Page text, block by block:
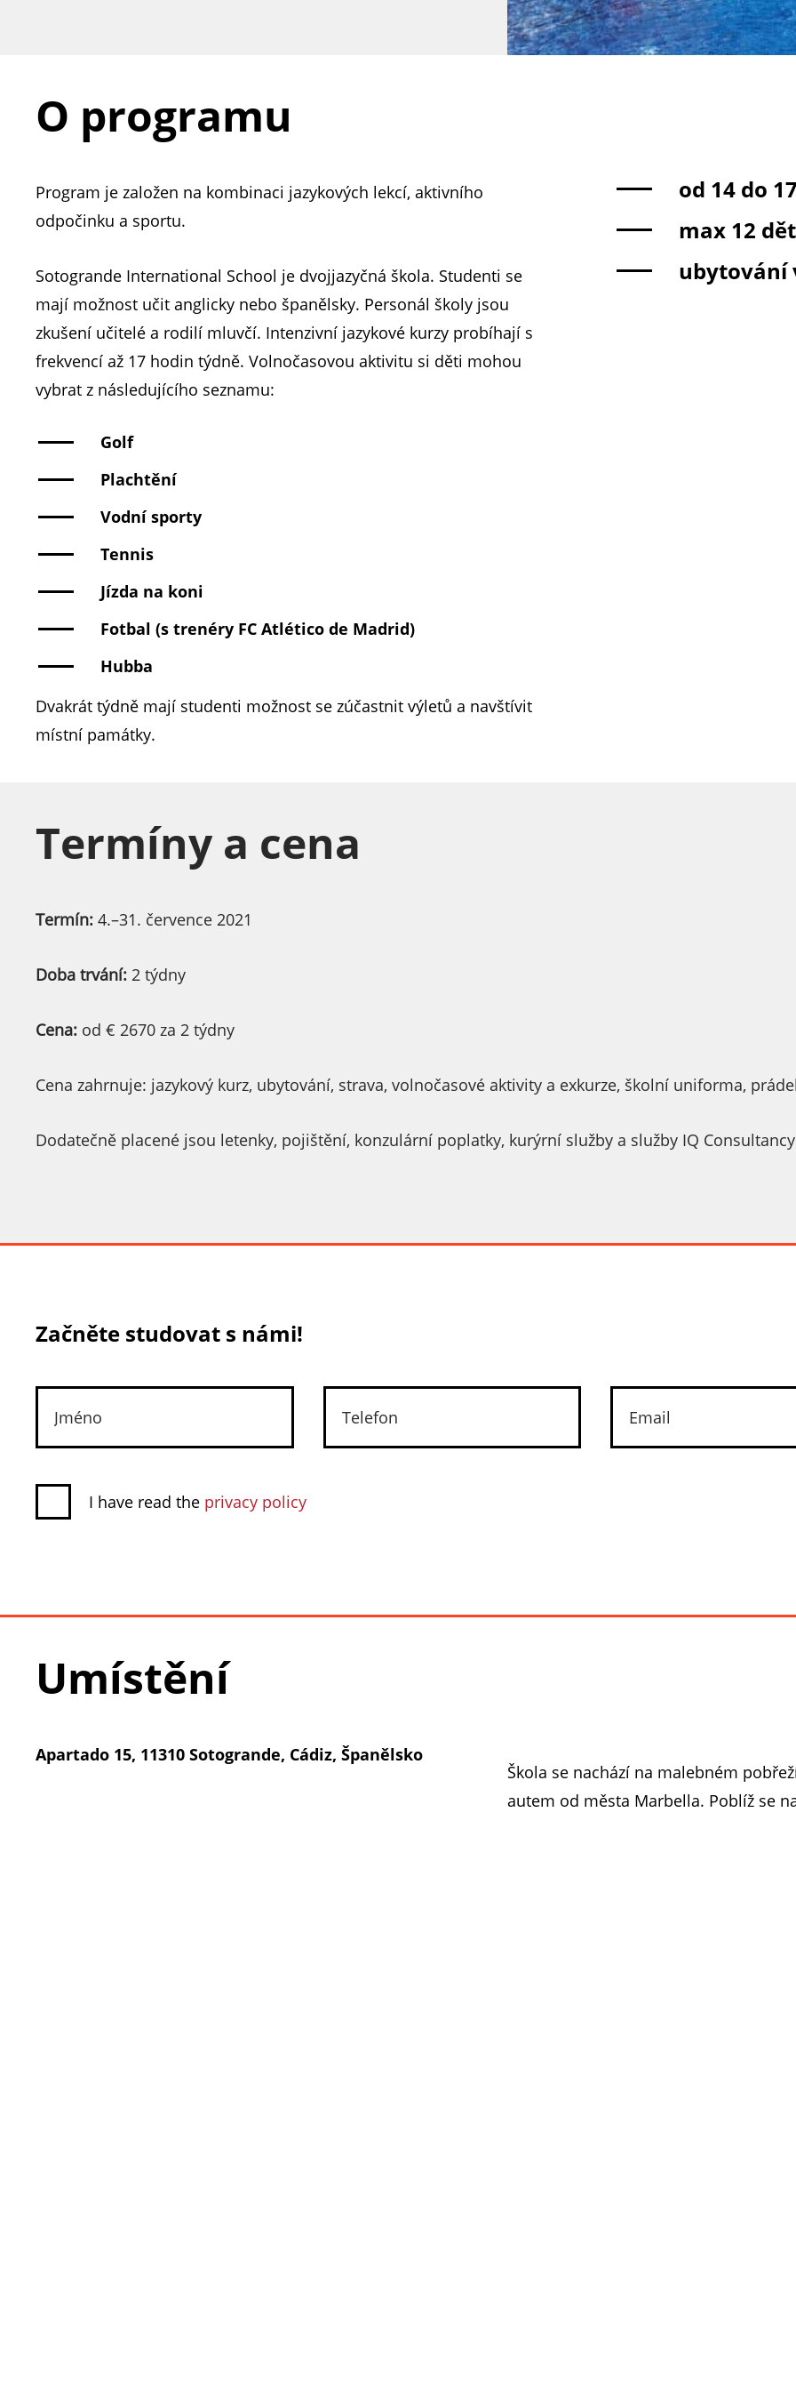
O programu
Program je založen na kombinaci jazykových lekcí, aktivního
odpočinku a sportu.
Sotogrande International School je dvojjazyčná škola. Studenti se
mají možnost učit anglicky nebo španělsky. Personál školy jsou
zkušení učitelé a rodilí mluvčí. Intenzivní jazykové kurzy probíhají s
frekvencí až 17 hodin týdně. Volnočasovou aktivitu si děti mohou
vybrat z následujícího seznamu:
Golf
Plachtění
Vodní sporty
Tennis
Jízda na koni
Fotbal (s trenéry FC Atlético de Madrid)
Hubba
Dvakrát týdně mají studenti možnost se zúčastnit výletů a navštívit
místní památky.
od 14 do
max 12
ubytování
Termíny a cena
Termín: 4.–31. července 2021
Doba trvání: 2 týdny
Cena: od € 2670 za 2 týdny
Cena zahrnuje: jazykový kurz, ubytování, strava, volnočasové aktivity a exkurze, školní uniforma,
Dodatečně placené jsou letenky, pojištění, konzulární poplatky, kurýrní služby a služby IQ
Začněte studovat s námi!
I have read the privacy policy
Umístění
Apartado 15, 11310 Sotogrande, Cádiz, Španělsko
Škola se nachází na malebném
autem od města Marbella. Poblíž se